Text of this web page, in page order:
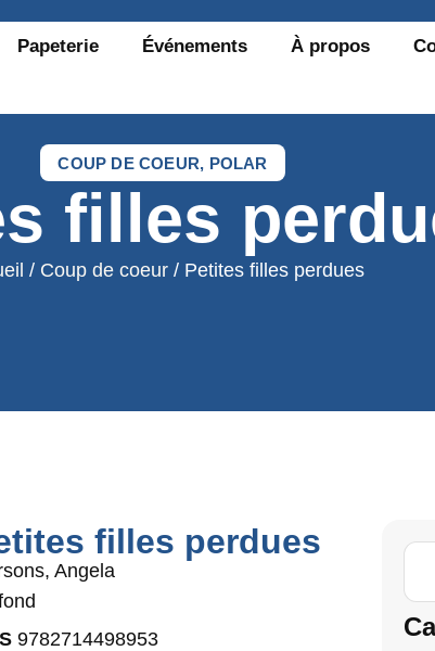
Papeterie Événements À propos
COUP DE COEUR, POLAR
filles
/ Coup de coeur / Petites filles perdues
filles perdues
Angela
9782714498953